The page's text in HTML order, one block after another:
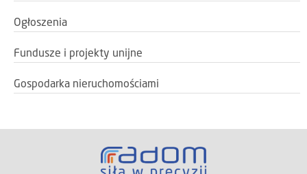
Ogłoszenia
Fundusze i projekty unijne
Gospodarka nieruchomościami